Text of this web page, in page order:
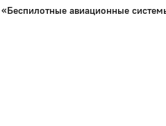
авиационные